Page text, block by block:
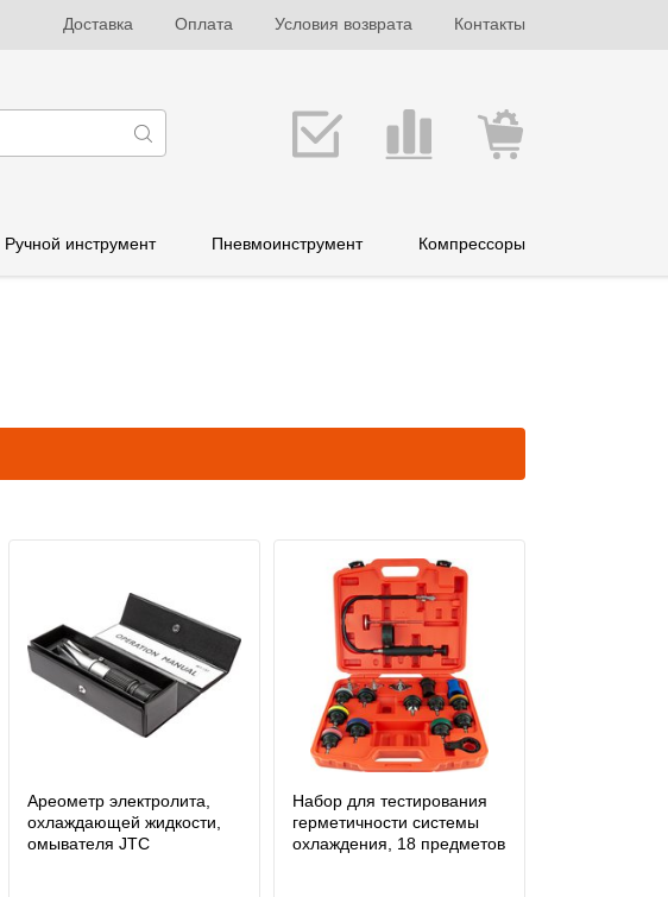
Доставка Оплата Условия возврата Контакты
Ручной инструмент Пневмоинструмент Компрессоры
Ареометр электролита,
охлаждающей жидкости,
омывателя JTC
Набор для тестирования
герметичности системы
охлаждения, 18 предметов